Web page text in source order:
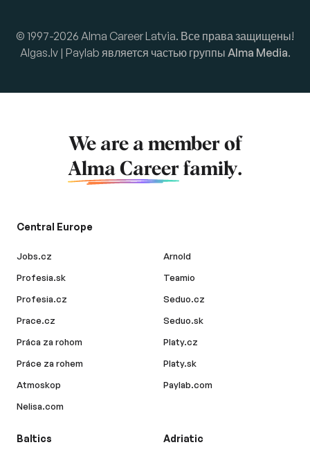
© 1997-2026 Alma Career Latvia. Все права защищены!
Algas.lv | Paylab является частью группы Alma Media.
We are a member of
Alma Career family.
Central Europe
Jobs.cz
Profesia.sk
Profesia.cz
Prace.cz
Práca za rohom
Práce za rohem
Atmoskop
Nelisa.com
Arnold
Teamio
Seduo.cz
Seduo.sk
Platy.cz
Platy.sk
Paylab.com
Baltics Adriatic